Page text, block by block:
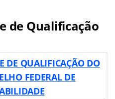
de Qualificação
DE QUALIFICAÇÃO DO
FEDERAL DE